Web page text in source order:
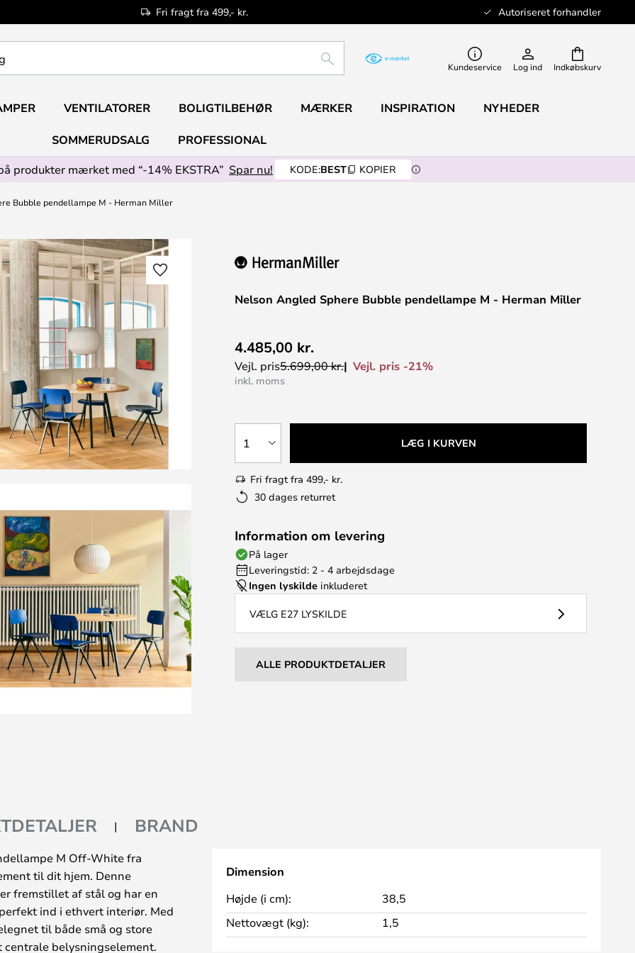
Fri fragt fra 499,- kr. Autoriseret forhandler
Indkøbskurv
SØG Kundeservice Log ind
VENTILATORER BOLIGTILBEHØR MÆRKER INSPIRATION NYHEDER
SOMMERUDSALG
PROFESSIONAL
produkter mærket med “-14% EKSTRA” Spar nu! KODE:BEST KOPIER
Bubble pendellampe M - Herman Miller
Nelson Angled Sphere Bubble pendellampe M - Herman Miller
4.485,00 kr.
Vejl. pris5.699,00 kr. Vejl. pris -21%
inkl. moms
1 LÆG I KURVEN
Fri fragt fra 499,- kr.
30 dages returret
Information om levering
På lager
Leveringstid: 2 - 4 arbejdsdage
Ingen lyskilde inkluderet
VÆLG E27 LYSKILDE
ALLE PRODUKTDETALJER
BRAND
M Off-White fra
til dit hjem. Denne
fremstillet af stål og har en
ind i ethvert interiør. Med
til både små og store
centrale belysningselement.
Dimension
Højde (i cm):
38,5
Nettovægt (kg):
1,5